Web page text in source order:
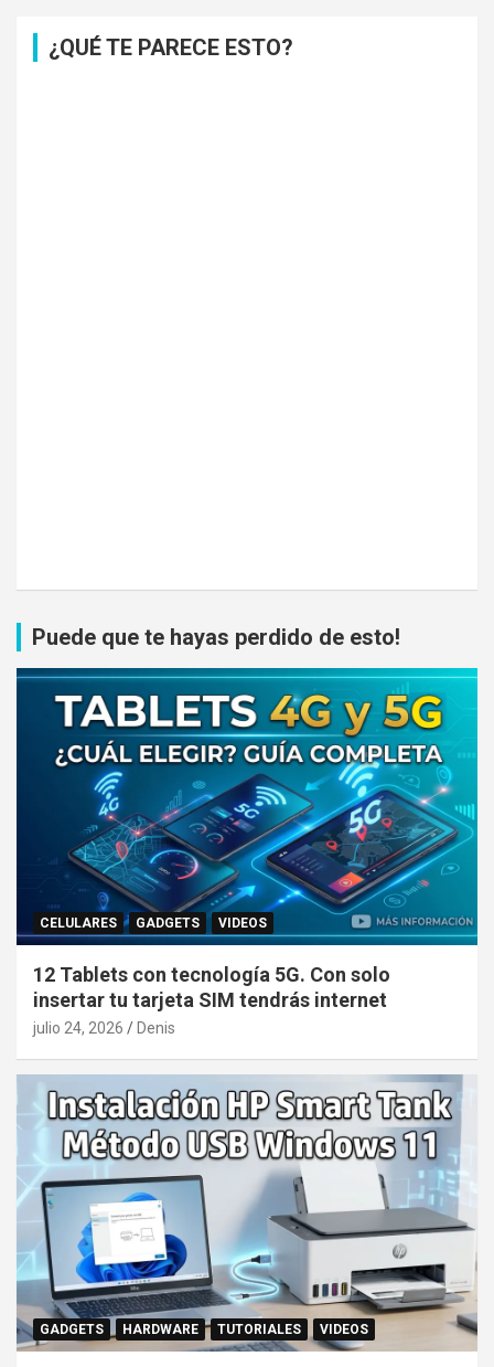
¿QUÉ TE PARECE ESTO?
Puede que te hayas perdido de esto!
CELULARES GADGETS VIDEOS
12 Tablets con tecnología 5G. Con solo
insertar tu tarjeta SIM tendrás internet
julio 24, 2026 Denis
GADGETS HARDWARE TUTORIALES VIDEOS